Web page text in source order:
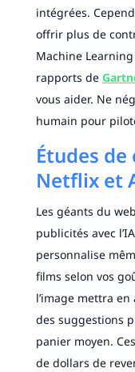
intégrées.
offrir plus de
Machine
rapports de
vous aider. Ne
humain pour
Études de
Netflix et
Les géants du
publicités avec
personnalise
films selon vos
l’image mettra
des suggestions
panier moyen.
de dollars de